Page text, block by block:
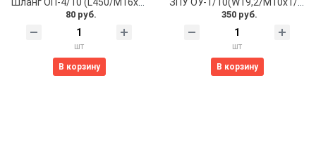
80 руб.
шт
В корзину
350 руб.
шт
В корзину